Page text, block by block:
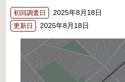
初回調査日 2025年8月18日
更新日 2025年8月18日